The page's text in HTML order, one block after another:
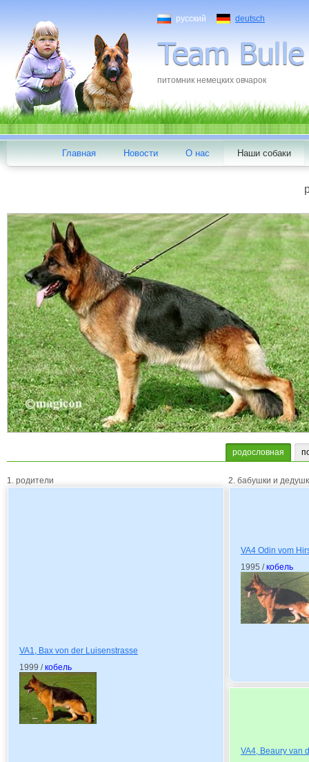
русский deutsch
питомник немецких овчарок
Главная Новости О нас Наши собаки
родословная
1. родители 2. бабушки и
VA1, Bax von der Luisenstrasse
1999 /кобель
VA4 Odin vom
1995 /кобель
VA4, Beaury van